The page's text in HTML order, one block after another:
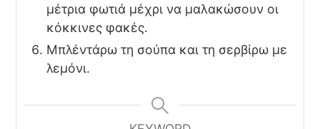
μέτρια φωτιά μέχρι να μαλακώσουν οι
κόκκινες φακές.
Μπλέντάρω τη σούπα και τη σερβίρω με
λεμόνι.